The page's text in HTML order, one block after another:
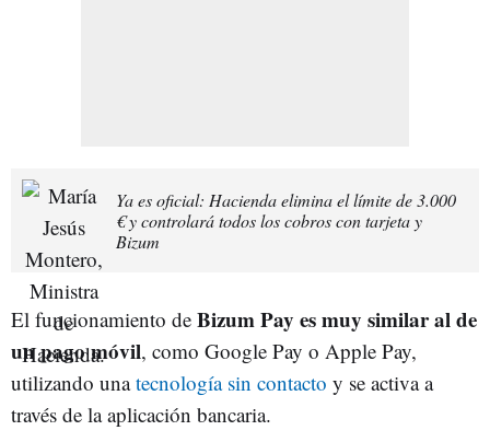
Ya es oficial: Hacienda elimina el límite de 3.000
€ y controlará todos los cobros con tarjeta y
Bizum
El funcionamiento de Bizum Pay es muy similar al de
un pago móvil, como Google Pay o Apple Pay,
utilizando unatecnología sin contacto y se activa a
través de la aplicación bancaria.